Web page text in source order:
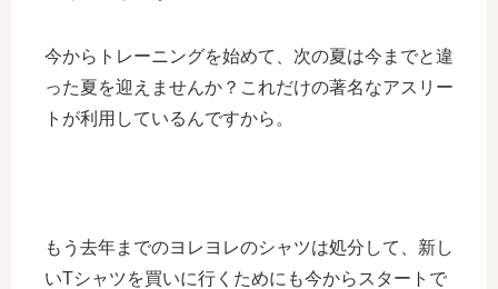
今からトレーニングを始めて、次の夏は今までと違
った夏を迎えませんか？これだけの著名なアスリー
トが利用しているんですから。
もう去年までのヨレヨレのシャツは処分して、新し
いTシャツを買いに行くためにも今からスタートで